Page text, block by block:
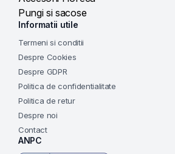
Pungi si sacose
Informatii utile
Termeni si conditii
Despre Cookies
Despre GDPR
Politica de confidentialitate
Politica de retur
Despre noi
Contact
ANPC